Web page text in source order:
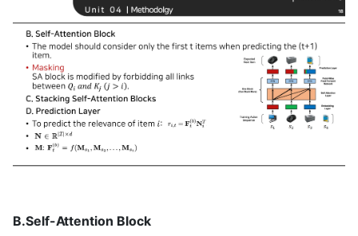
B.Self-Attention Block